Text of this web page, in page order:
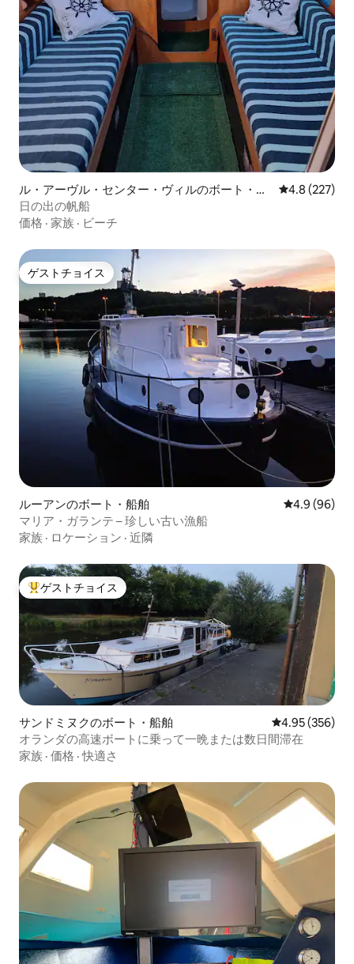
ル・アーヴル・センター・ヴィルのボート・船
舶
レビュー227
4.8 (227)
日の出の帆船
価格 · 家族 · ビーチ
ゲストチョイス
ゲストチョイス
ルーアンのボート・船舶 レビュー96
4.9 (96)
マリア・ガランテ – 珍しい古い漁船
家族 · ロケーション · 近隣
大好評のゲストチョイスです。
ゲストチョイス
サンドミヌクのボート・船舶 レビュー356
4.95 (356)
オランダの高速ボートに乗って一晩または数日間滞在
家族 · 価格 ·快適さ